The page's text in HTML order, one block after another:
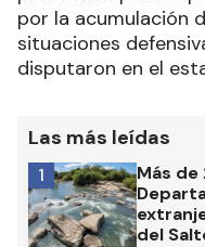
por la acumulación
situaciones
disputaron en el
Las más leídas
Más
del
1